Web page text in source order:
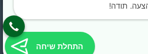
תודה!
התחלת שיחה